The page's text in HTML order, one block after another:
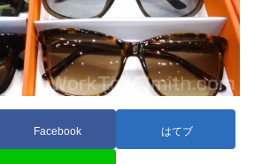
Facebook はてブ